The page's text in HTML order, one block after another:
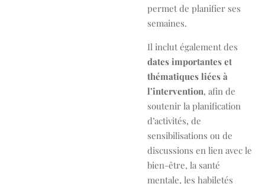
permet de planifier ses
semaines.
Il inclut également des
dates importantes et
thématiques liées à
l’intervention, afin de
soutenir la planification
d’activités, de
sensibilisations ou de
discussions en lien avec le
bien-être, la santé
mentale, les habiletés